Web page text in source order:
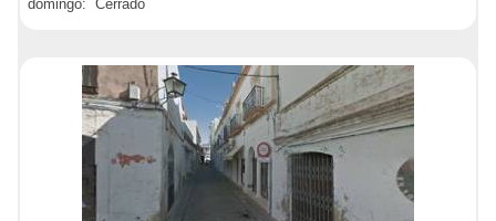
domingo: Cerrado